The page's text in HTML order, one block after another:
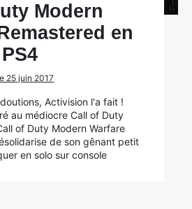
Modern
en
25 juin 2017
Activision l'a fait !
au médiocre Call of Duty
of Duty Modern Warfare
de son gênant petit
en solo sur console